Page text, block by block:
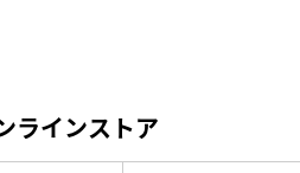
ラインストア